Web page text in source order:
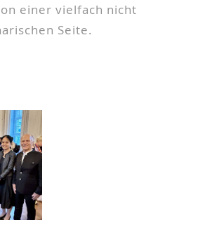
einer vielfach nicht
Seite.